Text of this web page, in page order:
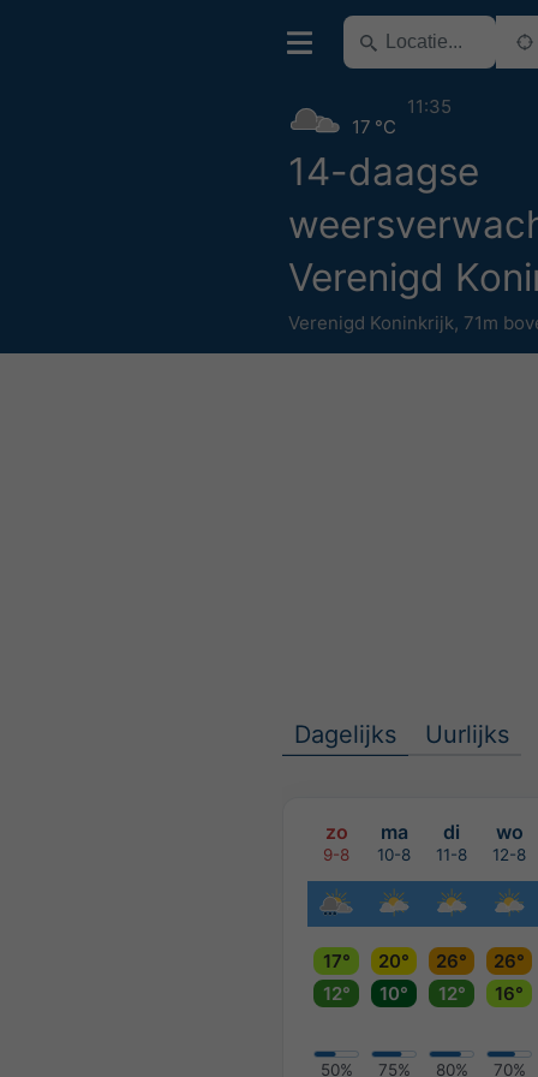
14-daagse
Verenigd
Verenigd Koninkrijk, 71m
17 °C
11:35
Dagelijks Uurlijks
zo ma di wo
9-8 10-8 11-8 12-8
17° 20° 26°
26°
12°
10° 12° 16°
50% 75% 80% 70%